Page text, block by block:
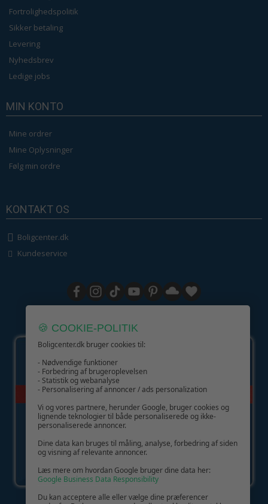
Fortrolighedspolitik
Sikker betaling
Levering
Nyhedsbrev
Ledige jobs
MIN KONTO
Mine ordrer
Mine Oplysninger
Følg min ordre
KONTAKT OS
Boligcenter.dk
Kundeservice
GIV GLÆDE MED ET GAVEKORT!
🍪 COOKIE-POLITIK
Boligcenter.dk bruger cookies til:
- Nødvendige funktioner
- Forbedring af brugeroplevelsen
- Statistik og webanalyse
- Personalisering af annoncer / ads personalization
Vi og vores partnere, herunder Google, bruger cookies og
lignende teknologier til både personaliserede og ikke-
personaliserede annoncer.
Dine data kan bruges til måling, analyse, forbedring af siden
og visning af relevante annoncer.
Læs mere om hvordan Google bruger dine data her:
Google Business Data Responsibility
Du kan acceptere alle eller vælge dine præferencer